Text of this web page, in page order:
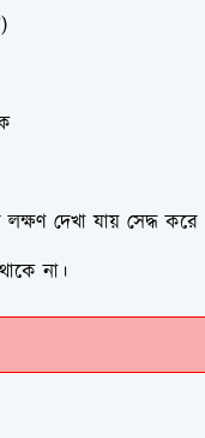
দেখা যায় সেদ্ধ
না।